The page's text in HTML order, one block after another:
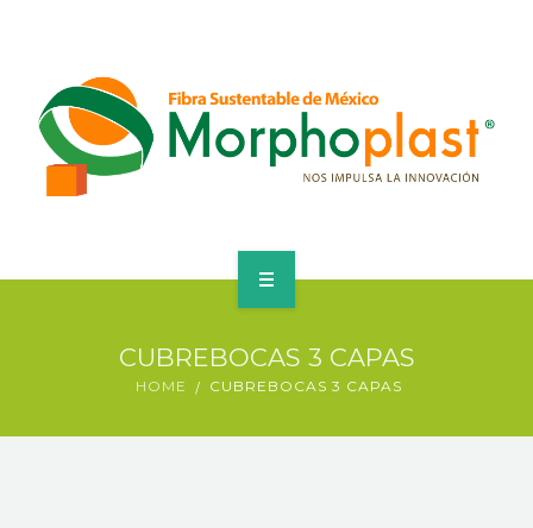
CUBREBOCASCUBREBOCAS 3 CAPAS
HOME CUBREBOCAS 3 CAPAS